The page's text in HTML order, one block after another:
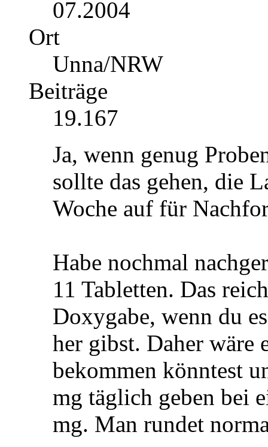
07.2004
Ort
Unna/NRW
Beiträge
19.167
Ja, wenn genug
sollte das gehen, die
Woche auf für
Habe nochmal
11 Tabletten. Das
Doxygabe, wenn du
her gibst. Daher wäre
bekommen könntest
mg täglich geben bei
mg. Man rundet